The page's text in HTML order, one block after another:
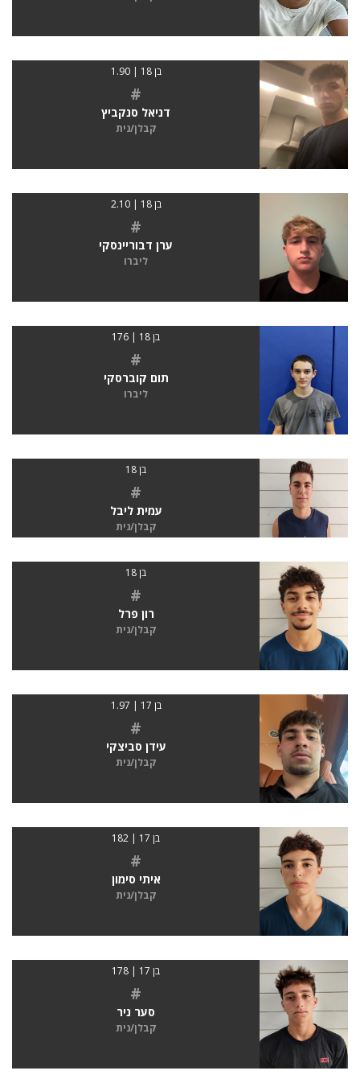
בן 18 | 1.90
#
דניאל סנקביץ
קבלן/נית
בן 18 | 2.10
#
ערן דבוריינסקי
ליברו
בן 18 | 176
#
תום קוברסקי
ליברו
בן 18
#
עמית ליבל
קבלן/נית
בן 18
#
רון פרל
קבלן/נית
בן 17 | 1.97
#
עידן סביצקי
קבלן/נית
בן 17 | 182
#
איתי סימון
קבלן/נית
בן 17 | 178
#
סער ניר
קבלן/נית